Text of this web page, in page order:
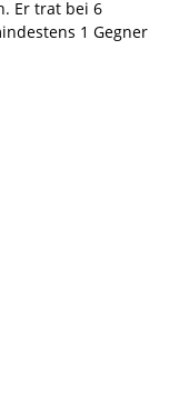
Er trat bei 6
1 Gegner